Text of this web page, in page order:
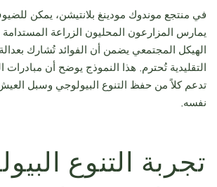
في منتجع موندوك مودينغ بلانتيشن، يمكن
يمارس المزارعون المحليون الزراعة المستدامة
الهيكل المجتمعي يضمن أن الفوائد تُشارك
التقليدية تُحترم. هذا النموذج يوضح أن
تدعم كلاً من حفظ التنوع البيولوجي وسبل
نفسه.
تجربة التنوع